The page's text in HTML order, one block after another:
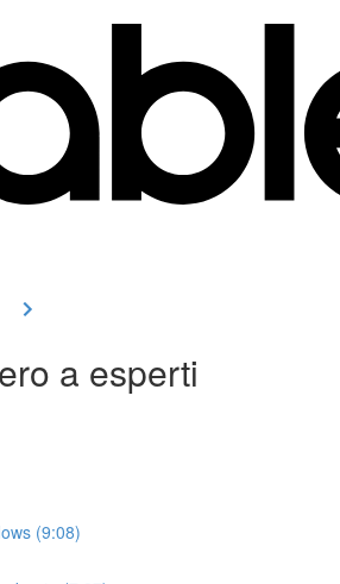
a esperti
(9:08)